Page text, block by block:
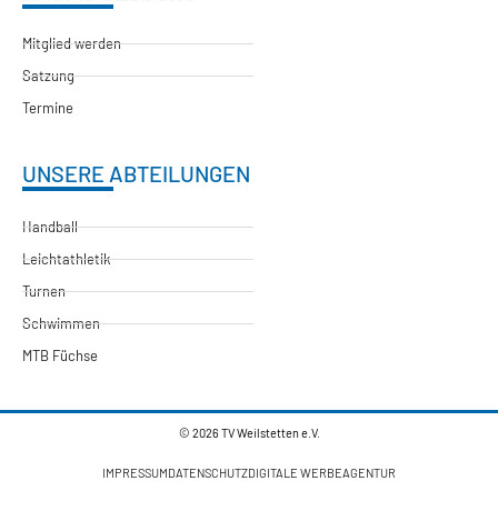
Mitglied werden
Satzung
Termine
UNSERE ABTEILUNGEN
Handball
Leichtathletik
Turnen
Schwimmen
MTB Füchse
© 2026 TV Weilstetten e.V.
IMPRESSUMDATENSCHUTZDIGITALE WERBEAGENTUR